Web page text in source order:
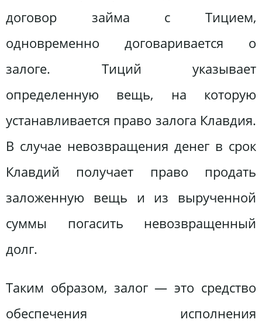
договор займа с Тицием,
одновременно договаривается о
залоге. Тиций указывает
определенную вещь, на которую
устанавливается право залога Клавдия.
В случае невозвращения денег в срок
Клавдий получает право продать
заложенную вещь и из вырученной
суммы погасить невозвращенный
долг.
Таким образом, залог — это средство
обеспечения исполнения